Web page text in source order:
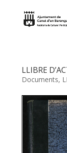
LLIBRE
Documents,